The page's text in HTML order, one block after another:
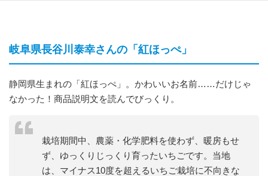
岐阜県長谷川泰幸さんの「紅ほっぺ」
静岡県生まれの「紅ほっぺ」。かわいいお名前……だけじゃ
なかった！商品説明文を読んでびっくり。
栽培期間中、農薬・化学肥料を使わず、暖房もせ
ず、ゆっくりじっくり育ったいちごです。当地
は、マイナス10度を超えるいちご栽培に不向きな